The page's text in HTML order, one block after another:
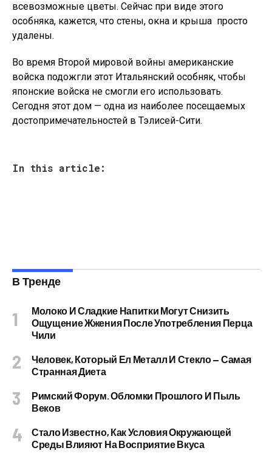
всевозможные цветы. Сейчас при виде этого
особняка, кажется, что стены, окна и крыша просто
удалены.
Во время Второй мировой войны американские
войска подожгли этот Итальянский особняк, чтобы
японские войска не смогли его использовать.
Сегодня этот дом — одна из наиболее посещаемых
достопримечательностей в Тэлисей-Сити.
In this article:
В Тренде
Молоко И Сладкие Напитки Могут Снизить
Ощущение Жжения После Употребления Перца
Чили
Человек, Который Ел Металл И Стекло — Самая
Странная Диета
Римский Форум. Обломки Прошлого И Пыль
Веков
Стало Известно, Как Условия Окружающей
Среды Влияют На Восприятие Вкуса